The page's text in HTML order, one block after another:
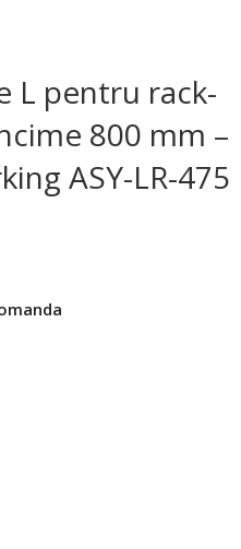
L pentru rack-
800 mm –
ASY-LR-475